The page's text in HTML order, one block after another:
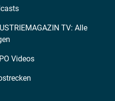
TV: Alle
Videos